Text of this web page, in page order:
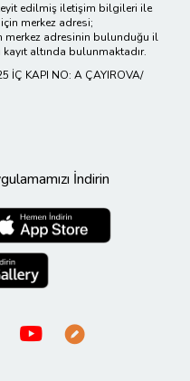
teyit edilmiş iletişim bilgileri ile
merkez adresi;
merkez adresinin bulunduğu il
altında bulunmaktadır.
İÇ KAPI NO: A ÇAYIROVA/
İndirin